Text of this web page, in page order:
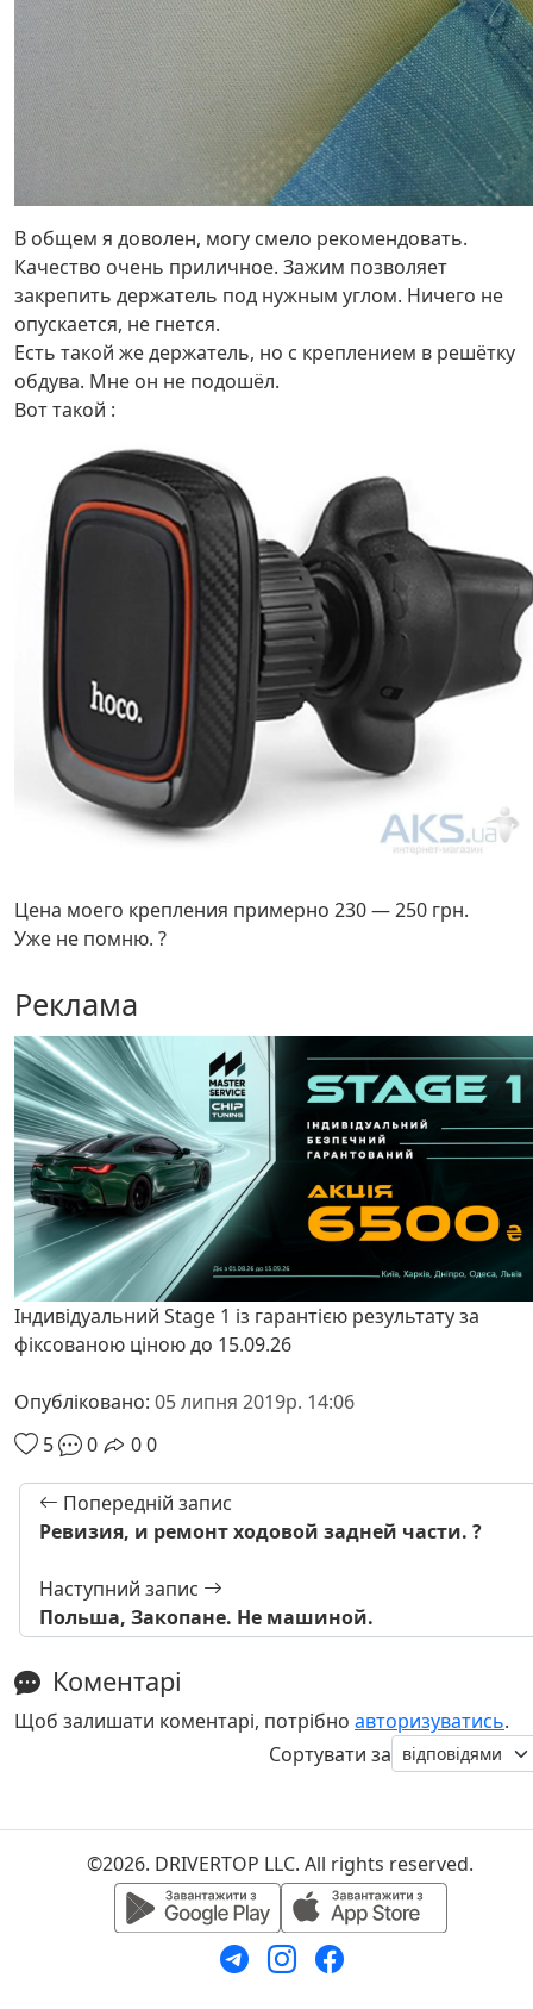
В общем я доволен, могу смело рекомендовать.
Качество очень приличное. Зажим позволяет
закрепить держатель под нужным углом. Ничего не
опускается, не гнется.
Есть такой же держатель, но с креплением в решётку
обдува. Мне он не подошёл.
Вот такой :
Цена моего крепления примерно 230 — 250 грн.
Уже не помню. ?
Реклама
Індивідуальний Stage 1 із гарантією результату за
фіксованою ціною до 15.09.26
Опубліковано: 05 липня 2019р. 14:06
5
0 00
Попередній запис
Ревизия, и ремонт ходовой задней части. ?
Наступний запис
Польша, Закопане. Не машиной.
Коментарі
Щоб залишати коментарі, потрібно авторизуватись.
Сортувати за
©2026. DRIVERTOP LLC. All rights reserved.